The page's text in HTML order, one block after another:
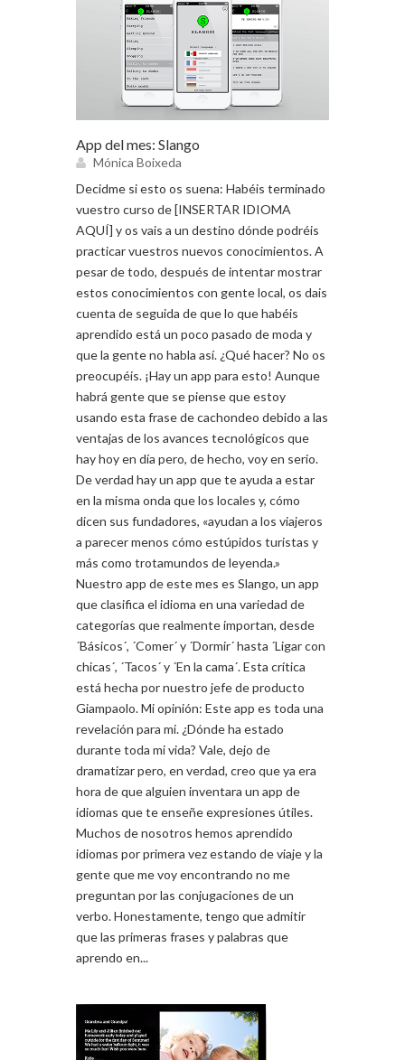
App del mes: Slango
Mónica Boixeda
Decidme si esto os suena: Habéis terminado
vuestro curso de [INSERTAR IDIOMA
AQUÍ] y os vais a un destino dónde podréis
practicar vuestros nuevos conocimientos. A
pesar de todo, después de intentar mostrar
estos conocimientos con gente local, os dais
cuenta de seguida de que lo que habéis
aprendido está un poco pasado de moda y
que la gente no habla así. ¿Qué hacer? No os
preocupéis. ¡Hay un app para esto! Aunque
habrá gente que se piense que estoy
usando esta frase de cachondeo debido a las
ventajas de los avances tecnológicos que
hay hoy en día pero, de hecho, voy en serio.
De verdad hay un app que te ayuda a estar
en la misma onda que los locales y, cómo
dicen sus fundadores, «ayudan a los viajeros
a parecer menos cómo estúpidos turistas y
más como trotamundos de leyenda.»
Nuestro app de este mes es Slango, un app
que clasifica el idioma en una variedad de
categorías que realmente importan, desde
´Básicos´, ´Comer´ y ´Dormir´ hasta ´Ligar con
chicas´, ´Tacos´ y ´En la cama´. Esta crítica
está hecha por nuestro jefe de producto
Giampaolo. Mi opinión: Este app es toda una
revelación para mi. ¿Dónde ha estado
durante toda mi vida? Vale, dejo de
dramatizar pero, en verdad, creo que ya era
hora de que alguien inventara un app de
idiomas que te enseñe expresiones útiles.
Muchos de nosotros hemos aprendido
idiomas por primera vez estando de viaje y la
gente que me voy encontrando no me
preguntan por las conjugaciones de un
verbo. Honestamente, tengo que admitir
que las primeras frases y palabras que
aprendo en...